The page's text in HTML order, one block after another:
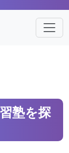
塾を探